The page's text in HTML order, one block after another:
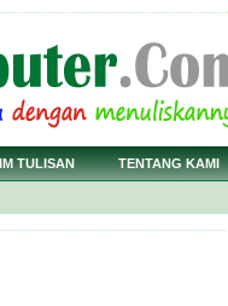
TULISAN TENTANG KAMI